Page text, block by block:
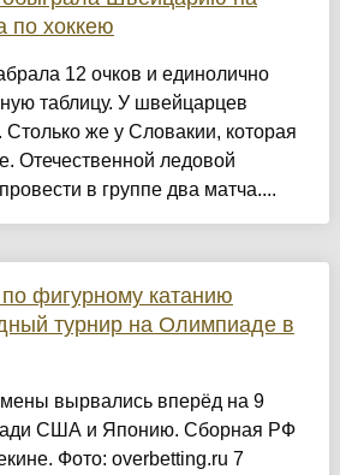
по хоккею
12 очков и единолично
таблицу. У швейцарцев
Столько же у Словакии, которая
Отечественной ледовой
в группе два матча....
фигурному катанию
турнир на Олимпиаде в
вырвались вперёд на 9
США и Японию. Сборная РФ
Фото: overbetting.ru 7